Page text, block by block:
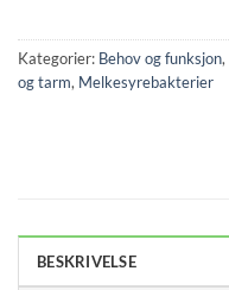
Kategorier: Behov og funksjon,
og tarm, Melkesyrebakterier
BESKRIVELSE